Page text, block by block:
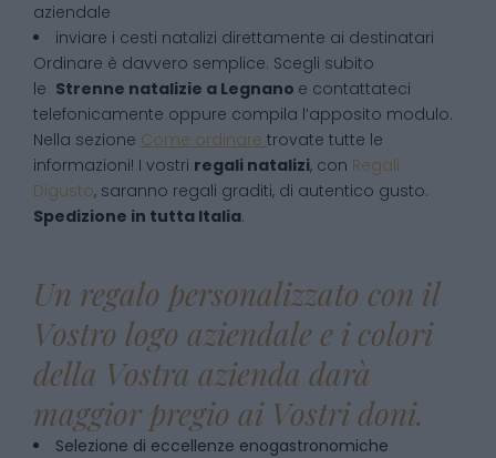
aziendale
inviare i cesti natalizi direttamente ai destinatari
Ordinare è davvero semplice. Scegli subito
le Strenne natalizie a Legnano e contattateci
telefonicamente oppure compila l’apposito modulo.
Nella sezione Come ordinare trovate tutte le
informazioni! I vostri regali natalizi, con Regali
Digusto, saranno regali graditi, di autentico gusto.
Spedizione in tutta Italia.
Un regalo personalizzato con il
Vostro logo aziendale e i colori
della Vostra azienda darà
maggior pregio ai Vostri doni.
Selezione di eccellenze enogastronomiche